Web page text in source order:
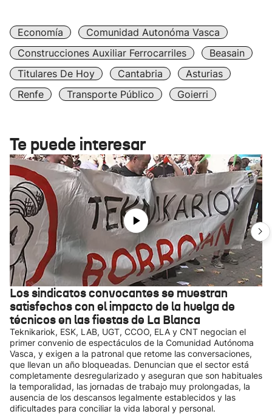
Economía
Comunidad Autonóma Vasca
Construcciones Auxiliar Ferrocarriles
Beasain
Titulares De Hoy
Cantabria
Asturias
Renfe
Transporte Público Goierri
Te puede interesar
Los sindicatos convocantes se muestran
satisfechos con el impacto de la huelga de
técnicos en las fiestas de La Blanca
Teknikariok, ESK, LAB, UGT, CCOO, ELA y CNT negocian el
primer convenio de espectáculos de la Comunidad Autónoma
Vasca, y exigen a la patronal que retome las conversaciones,
que llevan un año bloqueadas. Denuncian que el sector está
completamente desregularizado y aseguran que son habituales
la temporalidad, las jornadas de trabajo muy prolongadas, la
ausencia de los descansos legalmente establecidos y las
dificultades para conciliar la vida laboral y personal.